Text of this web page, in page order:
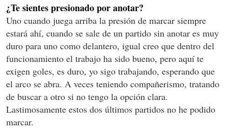
¿Te sientes presionado por anotar?
Uno cuando juega arriba la presión de marcar siempre
estará ahí, cuando se sale de un partido sin anotar es muy
duro para uno como delantero, igual creo que dentro del
funcionamiento el trabajo ha sido bueno, pero aquí te
exigen goles, es duro, yo sigo trabajando, esperando que
el arco se abra. A veces teniendo compañerismo, tratando
de buscar a otro si no tengo la opción clara.
Lastimosamente estos dos últimos partidos no he podido
marcar.